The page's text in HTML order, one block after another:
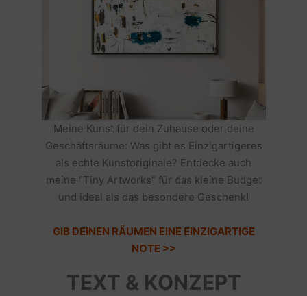
Meine Kunst für dein Zuhause oder deine
Geschäftsräume: Was gibt es Einzigartigeres
als echte Kunstoriginale? Entdecke auch
meine "Tiny Artworks" für das kleine Budget
und ideal als das besondere Geschenk!
GIB DEINEN RÄUMEN EINE EINZIGARTIGE
NOTE >>
TEXT & KONZEPT